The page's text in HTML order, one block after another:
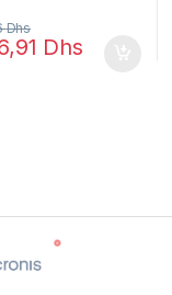
Dhs
Dhs